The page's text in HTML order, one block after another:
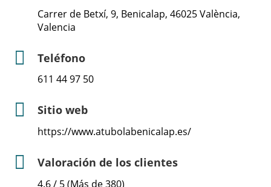
Carrer de Betxí, 9, Benicalap, 46025 València,
Valencia
Teléfono
611 44 97 50
Sitio web
https://www.atubolabenicalap.es/
Valoración de los clientes
4.6 / 5 (Más de 380)